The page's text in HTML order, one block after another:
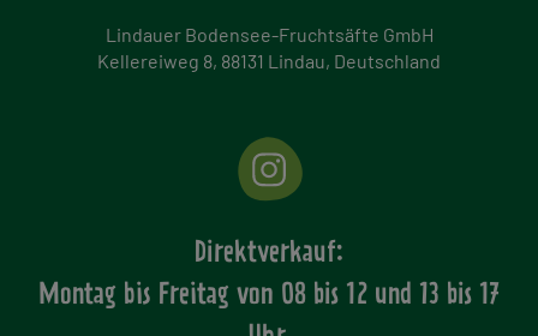
Lindauer Bodensee-Fruchtsäfte GmbH
Kellereiweg 8, 88131 Lindau, Deutschland
Direktverkauf:
Montag bis Freitag von 08 bis 12 und 13 bis 17